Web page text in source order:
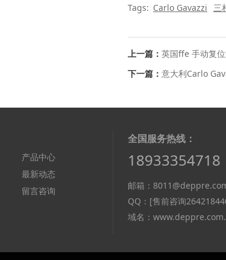
Tags: Carlo Gavazzi 三
上一篇： 英国ffe 手动复
下一篇： 意大利Carlo
产品中心
最新动态
留言咨询
全国服务热线：
18933354718
邮箱：
QQ： [售前咨询
域名：